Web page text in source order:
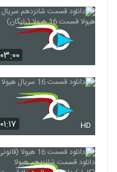
۰۳:۰۰
۰۱:۱۷ HD